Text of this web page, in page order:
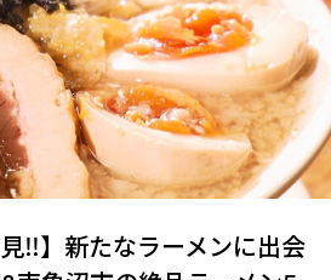
見‼】新たなラーメンに出会